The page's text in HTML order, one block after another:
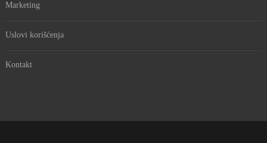
Marketing
Uslovi korišćenja
Kontakt